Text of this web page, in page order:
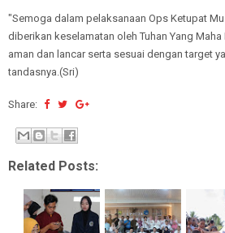
"Semoga dalam pelaksanaan Ops Ketupat
diberikan keselamatan oleh Tuhan Yang
aman dan lancar serta sesuai dengan target
tandasnya.(Sri)
Share:
Related Posts: